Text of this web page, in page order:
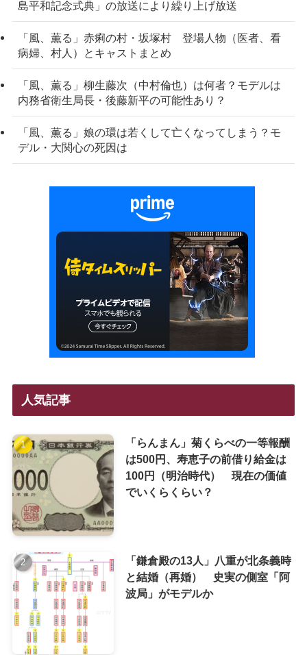
島平和記念式典」の放送により繰り上げ放送
「風、薫る」赤痢の村・坂塚村 登場人物（医者、看
病婦、村人）とキャストまとめ
「風、薫る」柳生藤次（中村倫也）は何者？モデルは
内務省衛生局長・後藤新平の可能性あり？
「風、薫る」娘の環は若くして亡くなってしまう？モ
デル・大関心の死因は
人気記事
「らんまん」菊くらべの一等報酬
は500円、寿恵子の前借り給金は
100円（明治時代） 現在の価値
でいくらくらい？
「鎌倉殿の13人」八重が北条義時
と結婚（再婚） 史実の側室「阿
波局」がモデルか